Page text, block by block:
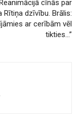
cīnās par
Rītiņa dzīvību. Brālis:
ar cerībām vēl
tikties…”